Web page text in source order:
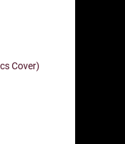
Cover)